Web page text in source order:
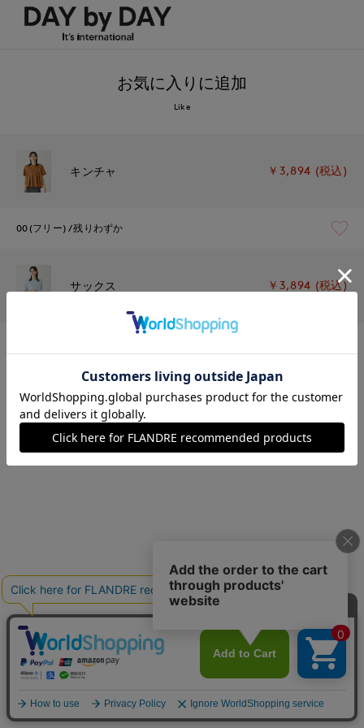
お気に入りに追加
Like
キンチャ ￥3,894 (税込)
00(フリー) 残りわずか
サックス ￥3,894 (税込)